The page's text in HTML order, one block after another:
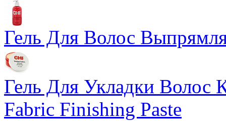
Гель Для Волос
Гель Для Укладки Волос
Fabric Finishing Paste